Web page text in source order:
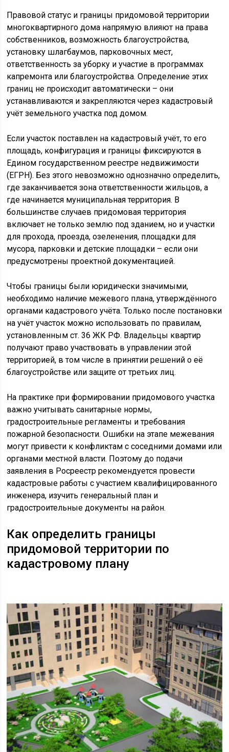
Правовой статус и границы придомовой территории
многоквартирного дома напрямую влияют на права
собственников, возможность благоустройства,
установку шлагбаумов, парковочных мест,
ответственность за уборку и участие в программах
капремонта или благоустройства. Определение этих
границ не происходит автоматически – они
устанавливаются и закрепляются через кадастровый
учёт земельного участка под домом.
Если участок поставлен на кадастровый учёт, то его
площадь, конфигурация и границы фиксируются в
Едином государственном реестре недвижимости
(ЕГРН). Без этого невозможно однозначно определить,
где заканчивается зона ответственности жильцов, а
где начинается муниципальная территория. В
большинстве случаев придомовая территория
включает не только землю под зданием, но и участки
для прохода, проезда, озеленения, площадки для
мусора, парковки и детские площадки – если они
предусмотрены проектной документацией.
Чтобы границы были юридически значимыми,
необходимо наличие межевого плана, утверждённого
органами кадастрового учёта. Только после постановки
на учёт участок можно использовать по правилам,
установленным ст. 36 ЖК РФ. Владельцы квартир
получают право участвовать в управлении этой
территорией, в том числе в принятии решений о её
благоустройстве или защите от третьих лиц.
На практике при формировании придомового участка
важно учитывать санитарные нормы,
градостроительные регламенты и требования
пожарной безопасности. Ошибки на этапе межевания
могут привести к конфликтам с соседними домами или
органами местной власти. Поэтому до подачи
заявления в Росреестр рекомендуется провести
кадастровые работы с участием квалифицированного
инженера, изучить генеральный план и
градостроительные документы на район.
Как определить границы
придомовой территории по
кадастровому плану